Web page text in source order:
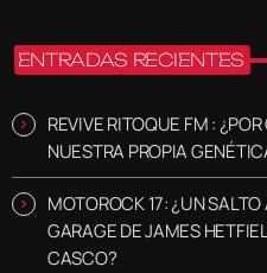
ENTRADAS RECIENTES
REVIVE RITOQUE FM :
NUESTRA PROPIA
MOTOROCK 17: ¿UN
GARAGE DE JAMES
CASCO?